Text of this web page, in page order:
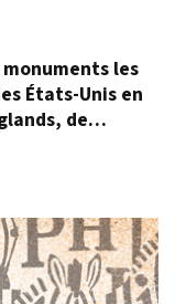
les
États-Unis en
de